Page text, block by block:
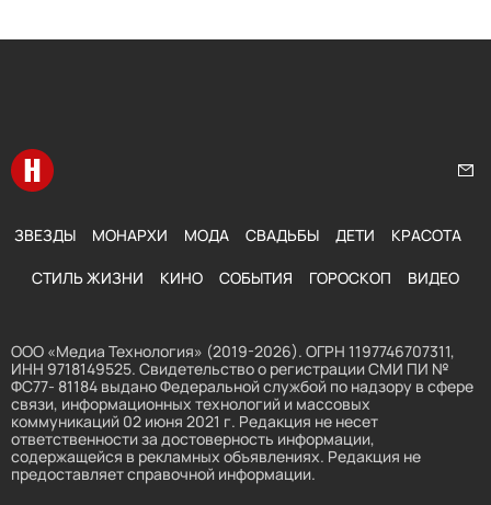
Перейти на главную
ЗВЕЗДЫ МОНАРХИ МОДА СВАДЬБЫ ДЕТИ КРАСОТА
СТИЛЬ ЖИЗНИ КИНО СОБЫТИЯ ГОРОСКОП ВИДЕО
ООО «Медиа Технология» (2019-2026). ОГРН 1197746707311,
ИНН 9718149525. Свидетельство о регистрации СМИ ПИ №
ФС77- 81184 выдано Федеральной службой по надзору в сфере
связи, информационных технологий и массовых
коммуникаций 02 июня 2021 г. Редакция не несет
ответственности за достоверность информации,
содержащейся в рекламных объявлениях. Редакция не
предоставляет справочной информации.